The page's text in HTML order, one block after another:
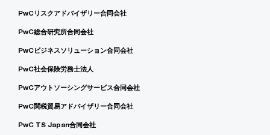
PwCリスクアドバイザリー合同会社
PwC総合研究所合同会社
PwCビジネスソリューション合同会社
PwC社会保険労務士法人
PwCアウトソーシングサービス合同会社
PwC関税貿易アドバイザリー合同会社
PwC TS Japan合同会社